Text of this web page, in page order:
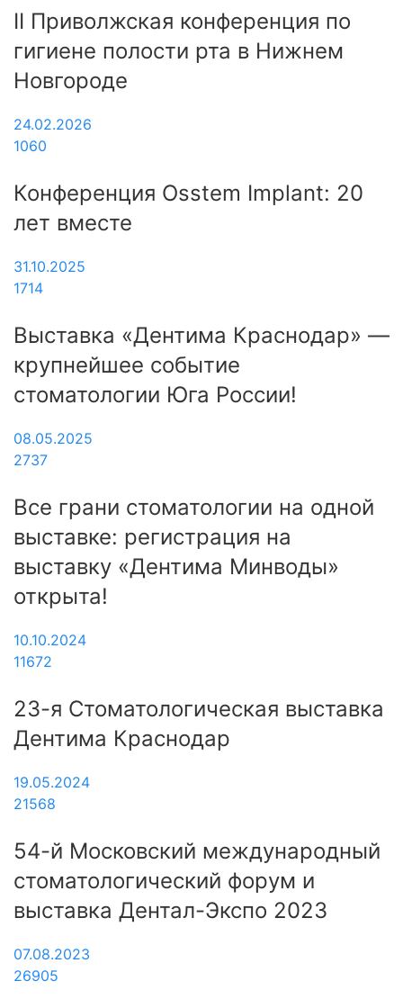
II Приволжская конференция по
гигиене полости рта в Нижнем
Новгороде
24.02.2026
1060
Конференция Osstem Implant: 20
лет вместе
31.10.2025
1714
Выставка «Дентима Краснодар» —
крупнейшее событие
стоматологии Юга России!
08.05.2025
2737
Все грани стоматологии на одной
выставке: регистрация на
выставку «Дентима Минводы»
открыта!
10.10.2024
11672
23-я Стоматологическая выставка
Дентима Краснодар
19.05.2024
21568
54-й Московский международный
стоматологический форум и
выставка Дентал-Экспо 2023
07.08.2023
26905